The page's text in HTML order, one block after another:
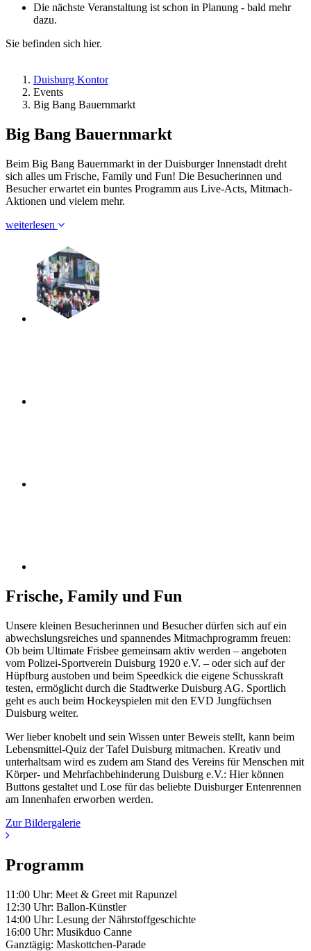
Die nächste Veranstaltung ist schon in Planung - bald mehr
dazu.
Sie befinden sich hier.
Duisburg Kontor
Events
Big Bang Bauernmarkt
Big Bang Bauernmarkt
Beim Big Bang Bauernmarkt in der Duisburger Innenstadt dreht
sich alles um Frische, Family und Fun! Die Besucherinnen und
Besucher erwartet ein buntes Programm aus Live-Acts, Mitmach-
Aktionen und vielem mehr.
weiterlesen
Frische, Family und Fun
Unsere kleinen Besucherinnen und Besucher dürfen sich auf ein
abwechslungsreiches und spannendes Mitmachprogramm freuen:
Ob beim Ultimate Frisbee gemeinsam aktiv werden – angeboten
vom Polizei-Sportverein Duisburg 1920 e.V. – oder sich auf der
Hüpfburg austoben und beim Speedkick die eigene Schusskraft
testen, ermöglicht durch die Stadtwerke Duisburg AG. Sportlich
geht es auch beim Hockeyspielen mit den EVD Jungfüchsen
Duisburg weiter.
Wer lieber knobelt und sein Wissen unter Beweis stellt, kann beim
Lebensmittel-Quiz der Tafel Duisburg mitmachen. Kreativ und
unterhaltsam wird es zudem am Stand des Vereins für Menschen mit
Körper- und Mehrfachbehinderung Duisburg e.V.: Hier können
Buttons gestaltet und Lose für das beliebte Duisburger Entenrennen
am Innenhafen erworben werden.
Zur Bildergalerie
Programm
11:00 Uhr: Meet & Greet mit Rapunzel
12:30 Uhr: Ballon-Künstler
14:00 Uhr: Lesung der Nährstoffgeschichte
16:00 Uhr: Musikduo Canne
Ganztägig: Maskottchen-Parade